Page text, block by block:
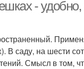
- удобно,
В саду, на шести
Смысл в том,